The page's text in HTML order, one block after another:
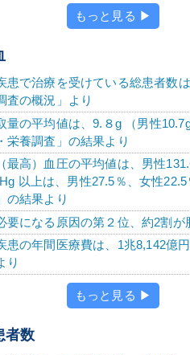
もっと見る ▶
患で治療を受けている総患者数
査の概況」より
量の平均値は、9.８g （男性
栄養調査」の結果より
最高）血圧の平均値は、男性
以上は、男性27.5％、女性
の結果より
要になる原因の第２位、約2割
患の年間医療費は、1兆8,142
り
もっと見る ▶
者数